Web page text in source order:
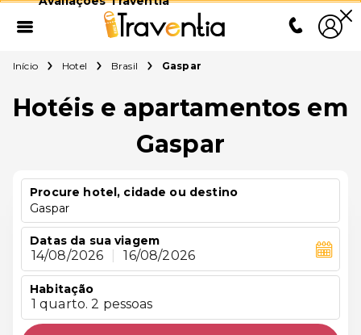
Início Hotel Brasil Gaspar
Hotéis e apartamentos em
Gaspar
Procure hotel, cidade ou destino
Gaspar
Datas da sua viagem
14/08/2026 16/08/2026
Habitação
1 quarto. 2 pessoas